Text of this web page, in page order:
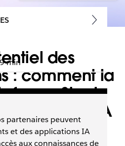
des
: comment la
Slack
des agents IA
la plateforme permettent
min
partenaires peuvent
et des applications IA
aux connaissances de